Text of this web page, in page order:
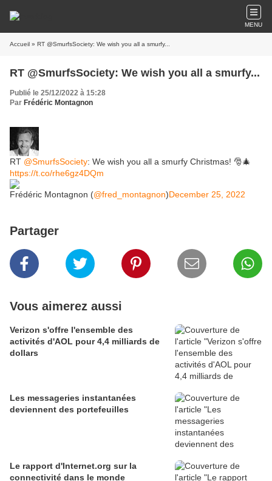
MENU
Accueil » RT @SmurfsSociety: We wish you all a smurfy...
RT @SmurfsSociety: We wish you all a smurfy...
Publié le 25/12/2022 à 15:28
Par Frédéric Montagnon
RT @SmurfsSociety: We wish you all a smurfy Christmas! 🎅🎄
https://t.co/rhe6gz4DQm
Frédéric Montagnon (@fred_montagnon)December 25, 2022
Partager
Vous aimerez aussi
Verizon s'offre l'ensemble des
activités d'AOL pour 4,4 milliards de
dollars
Les messageries instantanées
deviennent des portefeuilles
Le rapport d'Internet.org sur la
connectivité dans le monde